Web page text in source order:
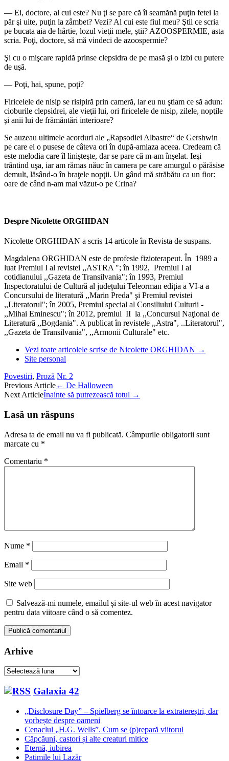
― Ei, doctore, al cui este? Nu ţi se pare că îi seamănă puţin fetei la
păr şi uite, puţin la zâmbet? Vezi? Al cui este fiul meu? Ştii ce scria
pe bucata aia de hârtie, lozul vieţii mele, ştii? AZOOSPERMIE, asta
scria. Poţi, doctore, să mă vindeci de azoospermie?
Şi cu o mişcare rapidă prinse clepsidra de pe masă şi o izbi cu putere
de uşă.
― Poţi, hai, spune, poţi?
Firicelele de nisip se risipiră prin cameră, iar eu nu ştiam ce să adun:
cioburile clepsidrei, ale vieţii lui, ori firicelele de nisip, zilele, nopţile
şi anii lui de frământări interioare?
Se auzeau ultimele acorduri ale „Rapsodiei Albastre“ de Gershwin
pe care el o pusese de câteva ori în după-amiaza aceea. Credeam că
este melodia care îl linişteşte, dar se pare că m-am înşelat. Ieşi
trântind uşa, iar am rămas năuc în camera pe care amurgul o părăsise
demult, lăsând-o în braţele nopţii. Un gând mă străbătu ca un fior:
oare de când n-am mai văzut-o pe Crina?
Despre Nicolette ORGHIDAN
Nicolette ORGHIDAN a scris 14 articole în Revista de suspans.
Magdalena ORGHIDAN este de profesie fizioterapeut. În 1989 a
luat Premiul I al revistei ,,ASTRA "; în 1992, Premiul I al
cotidianului ,,Gazeta de Transilvania"; în 1993, Premiul
Inspectoratului de Cultură al județului Teleorman ediția a VI-a a
Concursului de literatură ,,Marin Preda" şi Premiul revistei
,,Literatorul"; în 2005, Premiul special al Consiliului Culturii -
,,Mihai Eminescu"; în 2012, premiul II la ,,Concursul Naţional de
Literatură ,,Bogdania". A publicat în revistele ,,Astra", ..Literatorul",
,,Gazeta de Transilvania", ,,Armonii Culturale" etc.
Vezi toate articolele scrise de Nicolette ORGHIDAN →
Site personal
Povestiri, Proză Nr. 2
Post
navigation
Previous Article← De Halloween
Next ArticleÎnainte să putrezească totul →
Lasă un răspuns
Adresa ta de email nu va fi publicată. Câmpurile obligatorii sunt
marcate cu *
Comentariu *
Nume *
Email *
Site web
Salvează-mi numele, emailul și site-ul web în acest navigator
pentru data viitoare când o să comentez.
Arhive
Arhive
Galaxia 42
„Disclosure Day” – Spielberg se întoarce la extratereștri, dar
vorbește despre oameni
Cenaclul „H.G. Wells”. Cum se (p)repară viitorul
Căpcăuni, castori și alte creaturi mitice
Eternă, iubirea
Patimile lui Lazăr